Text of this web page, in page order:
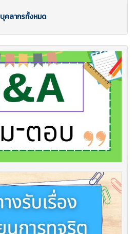
บุคลากรทั้งหมด